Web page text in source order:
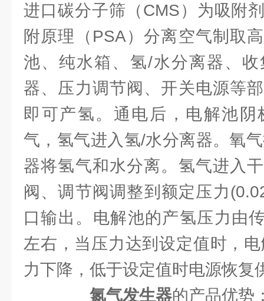
进口碳分子筛（CMS）为吸附
附原理（PSA）分离空气制取
池、纯水箱、氢/水分离器、
器、压力调节阀、开关电源等
即可产氢。通电后，电解池
气，氢气进入氢/水分离器。氧
器将氢气和水分离。氢气进入
阀、调节阀调整到额定压力
口输出。电解池的产氢压力由
左右，当压力达到设定值时，
力下降，低于设定值时电源恢复
氮气发生器的产品优势